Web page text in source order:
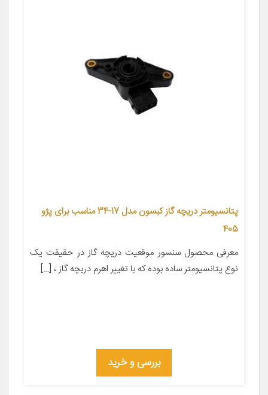
پتانسیومتر دریچه گاز کبسون مدل 17-34 مناسب برای پژو
405
معرفی محصول سنسور موقعیت دریچه گاز در حقیقت یک
نوع پتانسیومتر ساده بوده که با تغییر اهرم دریچه گاز ، […]
بررسی و خرید